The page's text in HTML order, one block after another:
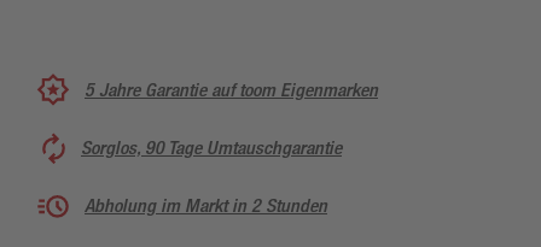
5 Jahre Garantie auf toom Eigenmarken
Sorglos, 90 Tage Umtauschgarantie
Abholung im Markt in 2 Stunden